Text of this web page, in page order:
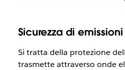
Sicurezza di emissioni
Si tratta della protezione
trasmette attraverso onde